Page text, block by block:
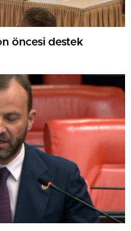
öncesi destek